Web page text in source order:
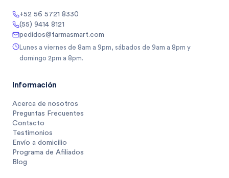
+52 56 5721 8330
(55) 9414 8121
pedidos@farmasmart.com
Lunes a viernes de 8am a 9pm, sábados de 9am a 8pm y
domingo 2pm a 8pm.
Información
Acerca de nosotros
Preguntas Frecuentes
Contacto
Testimonios
Envío a domicilio
Programa de Afiliados
Blog